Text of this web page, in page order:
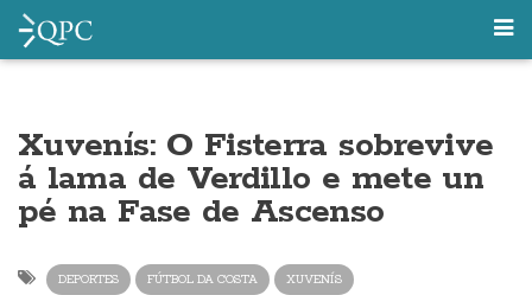
Xuvenís: O Fisterra sobrevive
á lama de Verdillo e mete un
pé na Fase de Ascenso
DEPORTES FÚTBOL DA COSTA XUVENÍS